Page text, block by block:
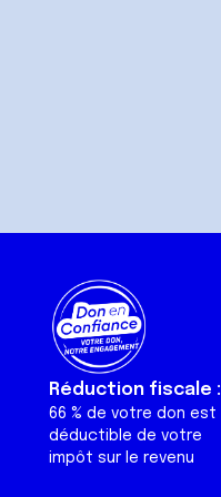
Réduction fiscale :
66 % de votre don est
déductible de votre
impôt sur le revenu